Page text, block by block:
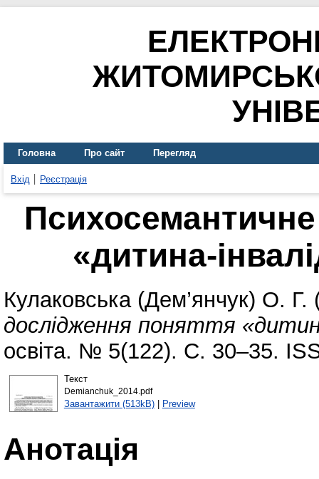
Головна Про сайт Перегляд
Вхід Реєстрація
«дитина-
Кулаковська (Дем’янчук) О. Г.
дослідження поняття
освіта. № 5(122). С. 30–35.
Текст
Demianchuk_2014.pdf
Завантажити (513kB)| Preview
Анотація